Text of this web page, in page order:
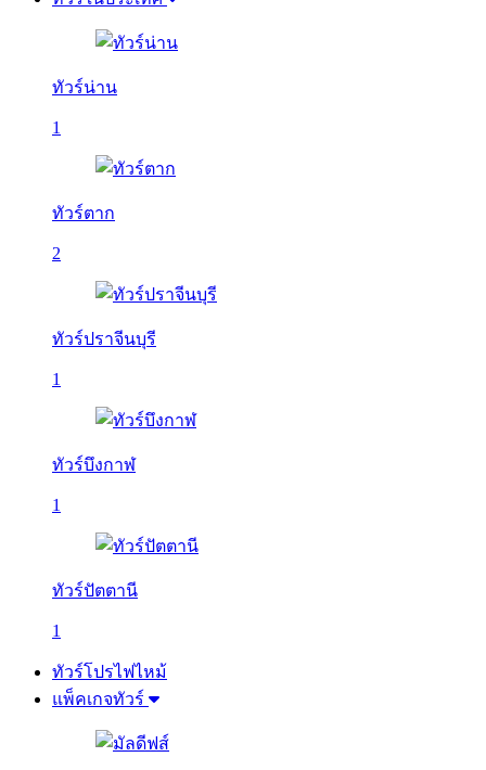
ทัวร์น่าน
1
ทัวร์ตาก
2
ทัวร์ปราจีนบุรี
1
ทัวร์บึงกาฬ
1
ทัวร์ปัตตานี
1
ทัวร์โปรไฟไหม้
แพ็คเกจทัวร์